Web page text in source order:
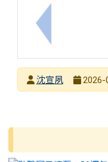
上一筆：氣球設
發布者
沈宣夙
2026-
右邊區域內容